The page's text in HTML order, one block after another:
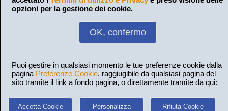
opzioni per la gestione dei cookie.
OK, confermo
Puoi gestire in qualsiasi momento le tue preferenze cookie dalla
pagina Preferenze Cookie, raggiugibile da qualsiasi pagina del
sito tramite il link a fondo pagina, o direttamente tramite da qui:
Accetta Cookie Personalizza Rifiuta Cookie